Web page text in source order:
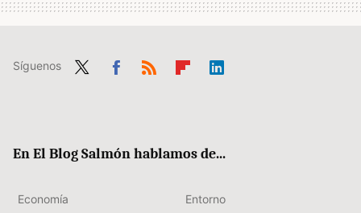
Síguenos
En El Blog Salmón hablamos de...
Economía Entorno